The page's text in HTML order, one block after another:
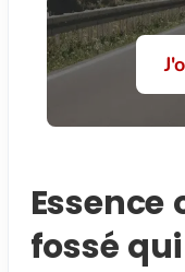
Essence
fossé